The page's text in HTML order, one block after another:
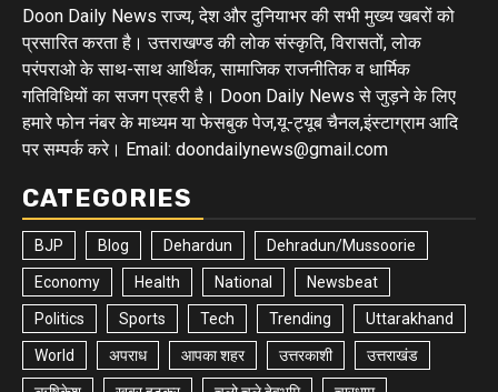
Doon Daily News राज्य, देश और दुनियाभर की सभी मुख्य खबरों को
प्रसारित करता है। उत्तराखण्ड की लोक संस्कृति, विरासतों, लोक
परंपराओ के साथ-साथ आर्थिक, सामाजिक राजनीतिक व धार्मिक
गतिविधियों का सजग प्रहरी है। Doon Daily News से जुड़ने के लिए
हमारे फोन नंबर के माध्यम या फेसबुक पेज,यू-ट्यूब चैनल,इंस्टाग्राम आदि
पर सम्पर्क करे। Email: doondailynews@gmail.com
CATEGORIES
BJP Blog Dehardun Dehradun/Mussoorie
Economy Health National Newsbeat
Politics Sports Tech Trending Uttarakhand
World अपराध आपका शहर उत्तरकाशी उत्तराखंड